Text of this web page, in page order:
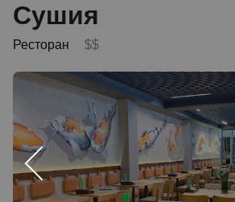
Сушия
Ресторан $$